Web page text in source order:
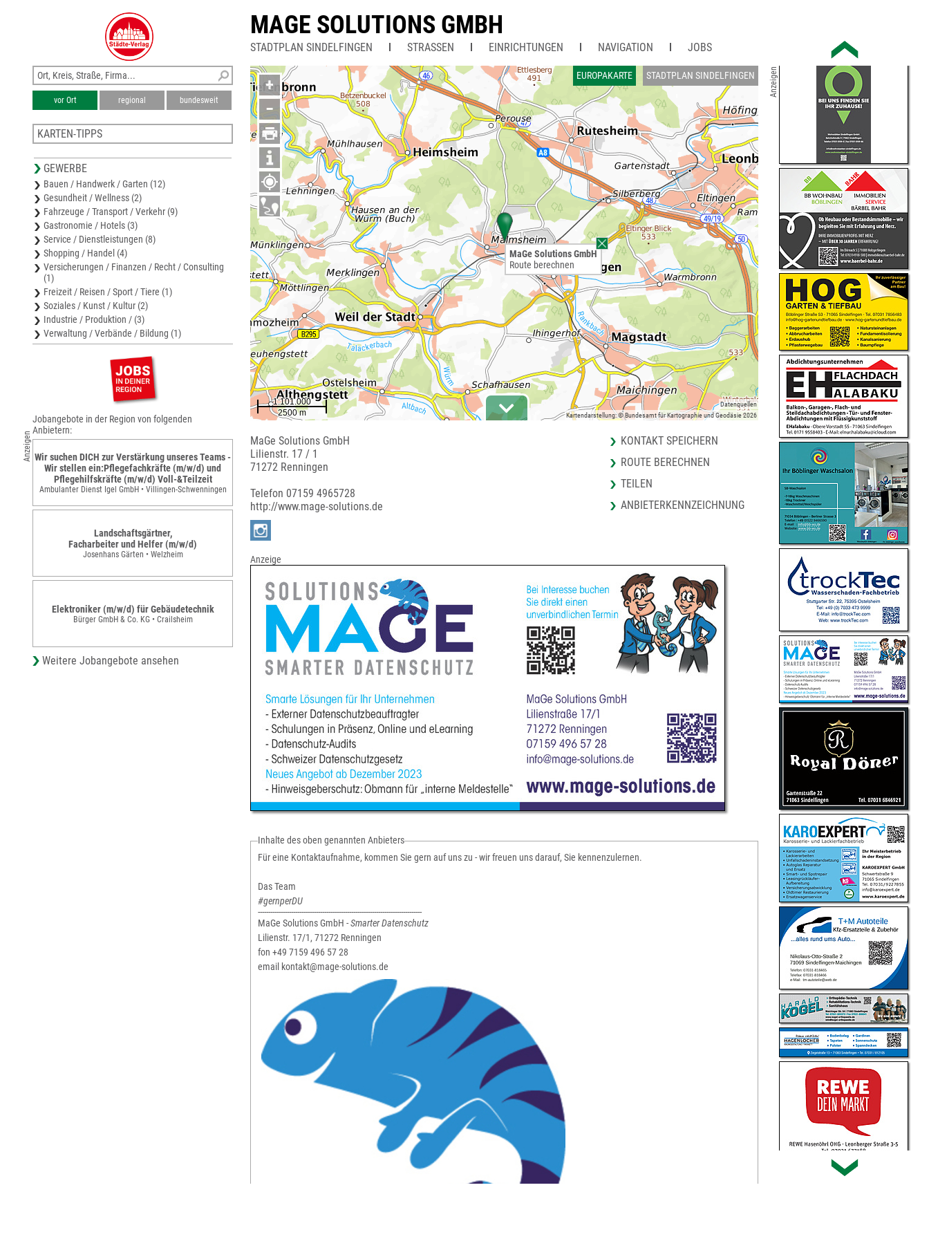
MAGE SOLUTIONS GMBH
STADTPLAN SINDELFINGEN STRASSEN EINRICHTUNGEN NAVIGATION JOBS
EUROPAKARTE STADTPLAN SINDELFINGEN
+
−
Kartendarstellung: © Bundesamt für Kartographie und Geodäsie 2026
Datenquellen
MaGe Solutions GmbH
Route berechnen
MaGe Solutions GmbH
Lilienstr. 17 / 1
71272 Renningen
Telefon 07159 4965728
http://www.mage-solutions.de
KONTAKT SPEICHERN
ROUTE BERECHNEN
TEILEN
ANBIETERKENNZEICHNUNG
Anzeige
Inhalte des oben genannten Anbieters
Für eine Kontaktaufnahme, kommen Sie gern auf uns zu - wir freuen uns darauf, Sie kennenzulernen.
Das Team
#gernperDU
-------------------------------------------------------------------------------
MaGe Solutions GmbH -Smarter Datenschutz
Lilienstr. 17/1, 71272 Renningen
fon +49 7159 496 57 28
email kontakt@mage-solutions.de
vor Ort regional bundesweit
KARTEN-TIPPS
Stadtplan Leonberg
Karte Böblingen
Stadtplan Böblingen
Stadtplan Gerlingen
GEWERBE
Bauen / Handwerk / Garten (12)
Gesundheit / Wellness (2)
Fahrzeuge / Transport / Verkehr (9)
Gastronomie / Hotels (3)
Service / Dienstleistungen (8)
Shopping / Handel (4)
Versicherungen / Finanzen / Recht / Consulting
(1)
Freizeit / Reisen / Sport / Tiere (1)
Soziales / Kunst / Kultur (2)
Industrie / Produktion / (3)
Verwaltung / Verbände / Bildung (1)
Anzeigen
Jobangebote in der Region von folgenden
Anbietern:
Wir suchen DICH zur Verstärkung unseres Teams -
Wir stellen ein:Pflegefachkräfte (m/w/d) und
Pflegehilfskräfte (m/w/d) Voll-&Teilzeit
Ambulanter Dienst Igel GmbH • Villingen-Schwenningen
Landschaftsgärtner,
Facharbeiter und Helfer (m/w/d)
Josenhans Gärten • Welzheim
Elektroniker (m/w/d) für Gebäudetechnik
Bürger GmbH & Co. KG • Crailsheim
Weitere Jobangebote ansehen
Anzeigen